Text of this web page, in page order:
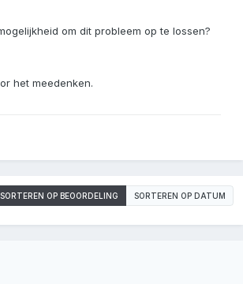
om dit probleem op te lossen?
het meedenken.
SORTEREN OP BEOORDELING SORTEREN OP DATUM